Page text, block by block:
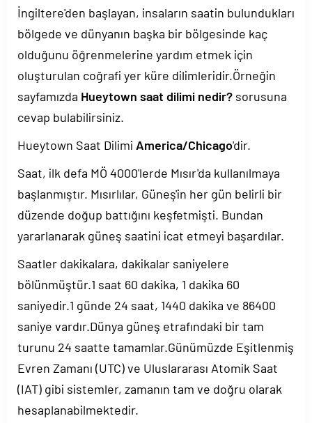
İngiltere'den başlayan, insaların saatin bulundukları
bölgede ve dünyanın başka bir bölgesinde kaç
olduğunu öğrenmelerine yardım etmek için
oluşturulan coğrafi yer küre dilimleridir.Örneğin
sayfamızda Hueytown saat dilimi nedir? sorusuna
cevap bulabilirsiniz.
Hueytown Saat Dilimi America/Chicago'dir.
Saat, ilk defa MÖ 4000'lerde Mısır'da kullanılmaya
başlanmıştır. Mısırlılar, Güneş'in her gün belirli bir
düzende doğup battığını keşfetmişti. Bundan
yararlanarak güneş saatini icat etmeyi başardılar.
Saatler dakikalara, dakikalar saniyelere
bölünmüştür.1 saat 60 dakika, 1 dakika 60
saniyedir.1 günde 24 saat, 1440 dakika ve 86400
saniye vardır.Dünya güneş etrafındaki bir tam
turunu 24 saatte tamamlar.Günümüzde Eşitlenmiş
Evren Zamanı (UTC) ve Uluslararası Atomik Saat
(IAT) gibi sistemler, zamanın tam ve doğru olarak
hesaplanabilmektedir.